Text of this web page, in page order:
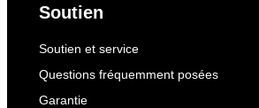
Soutien
Soutien et service
Questions fréquemment posées
Garantie